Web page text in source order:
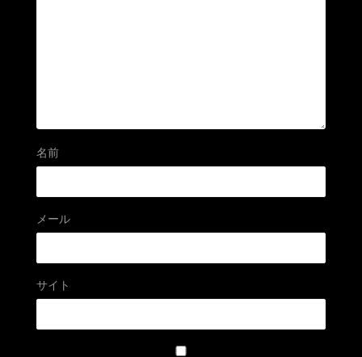
名前
メール
サイト